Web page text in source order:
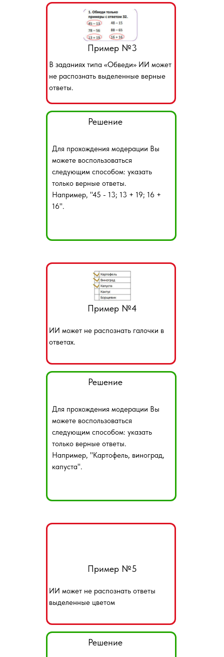
Пример №3
В заданиях типа «Обведи» ИИ может
не распознать выделенные верные
ответы.
Для прохождения модерации Вы
можете воспользоваться
следующим способом: указать
только верные ответы.
Например, "45 - 13; 13 + 19; 16 +
16".
Решение
Пример №4
ИИ может не распознать галочки в
ответах.
Для прохождения модерации Вы
можете воспользоваться
следующим способом: указать
только верные ответы.
Например, "Картофель, виноград,
капуста".
Решение
Пример №5
ИИ может не распознать ответы
выделенные цветом
Решение